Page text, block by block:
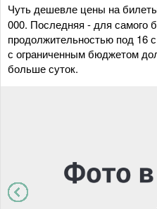
Чуть дешевле цены на
000. Последняя - для самого
продолжительностью под 16
с ограниченным бюджетом
больше суток.